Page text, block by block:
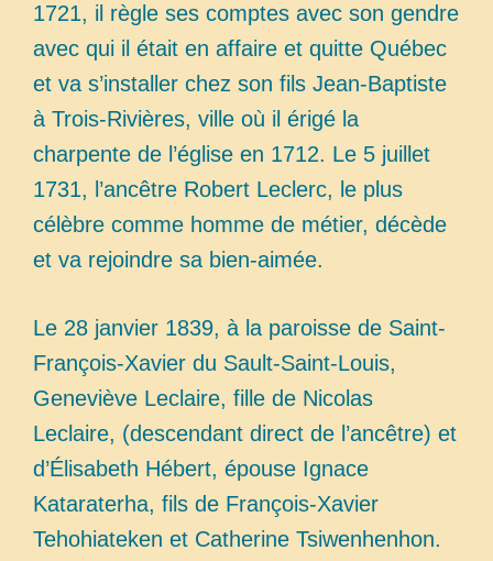
1721, il règle ses comptes avec son gendre
avec qui il était en affaire et quitte Québec
et va s’installer chez son fils Jean-Baptiste
à Trois-Rivières, ville où il érigé la
charpente de l’église en 1712. Le 5 juillet
1731, l’ancêtre Robert Leclerc, le plus
célèbre comme homme de métier, décède
et va rejoindre sa bien-aimée.
Le 28 janvier 1839, à la paroisse de Saint-
François-Xavier du Sault-Saint-Louis,
Geneviève Leclaire, fille de Nicolas
Leclaire, (descendant direct de l’ancêtre) et
d’Élisabeth Hébert, épouse Ignace
Kataraterha, fils de François-Xavier
Tehohiateken et Catherine Tsiwenhenhon.